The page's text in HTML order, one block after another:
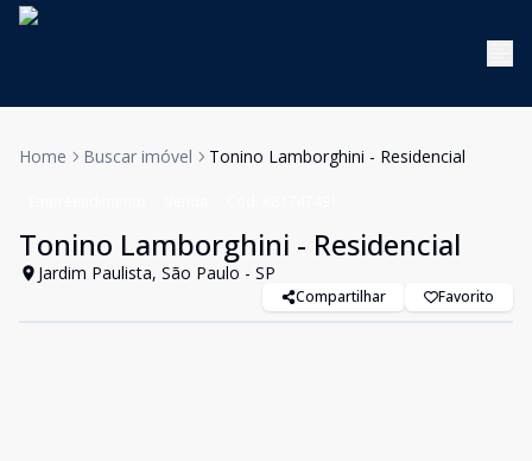
Home Buscar imóvel Tonino Lamborghini - Residencial
Tonino Lamborghini - Residencial
Jardim Paulista, São Paulo - SP
Compartilhar Favorito